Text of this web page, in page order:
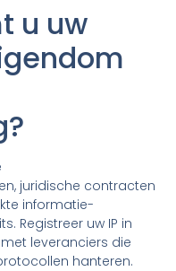
u uw
juridische contracten
informatie-
Registreer uw IP in
leveranciers die
hanteren.